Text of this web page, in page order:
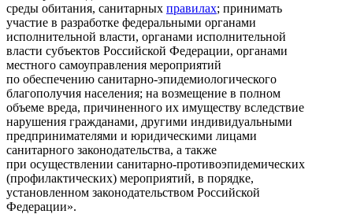
среды обитания, санитарных правилах; принимать
участие в разработке федеральными органами
исполнительной власти, органами исполнительной
власти субъектов Российской Федерации, органами
местного самоуправления мероприятий
по обеспечению санитарно-эпидемиологического
благополучия населения; на возмещение в полном
объеме вреда, причиненного их имуществу вследствие
нарушения гражданами, другими индивидуальными
предпринимателями и юридическими лицами
санитарного законодательства, а также
при осуществлении санитарно-противоэпидемических
(профилактических) мероприятий, в порядке,
установленном законодательством Российской
Федерации».